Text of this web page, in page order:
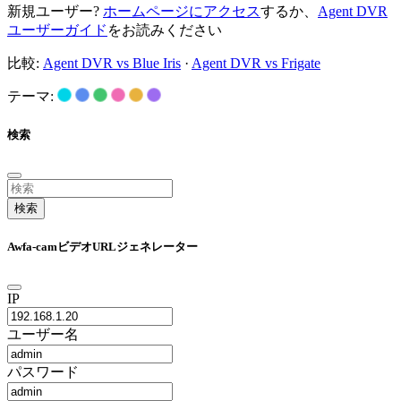
新規ユーザー? ホームページにアクセスするか、 Agent DVR
ユーザーガイド をお読みください
比較: Agent DVR vs Blue Iris · Agent DVR vs Frigate
テーマ:
検索
検索
Awfa-camビデオURLジェネレーター
IP
ユーザー名
パスワード